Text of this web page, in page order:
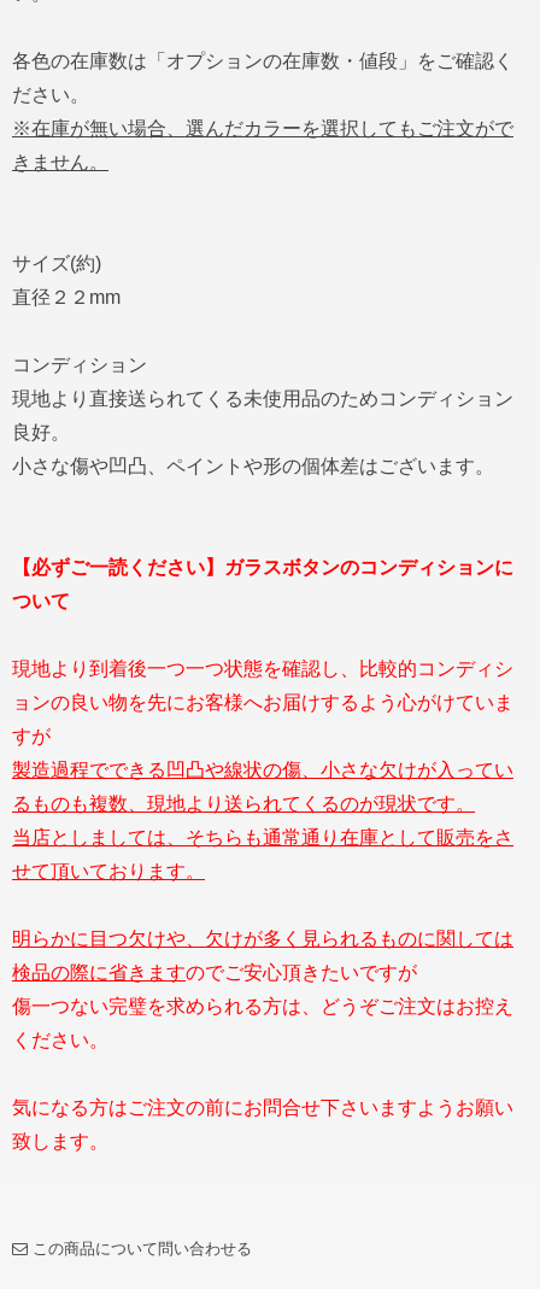
各色の在庫数は「オプションの在庫数・値段」をご確認く
ださい。
※在庫が無い場合、選んだカラーを選択してもご注文がで
きません。
サイズ(約)
直径２２mm
コンディション
現地より直接送られてくる未使用品のためコンディション
良好。
小さな傷や凹凸、ペイントや形の個体差はございます。
【必ずご一読ください】ガラスボタンのコンディションに
ついて
現地より到着後一つ一つ状態を確認し、比較的コンディシ
ョンの良い物を先にお客様へお届けするよう心がけていま
すが
製造過程でできる凹凸や線状の傷、小さな欠けが入ってい
るものも複数、現地より送られてくるのが現状です。
当店としましては、そちらも通常通り在庫として販売をさ
せて頂いております。
明らかに目つ欠けや、欠けが多く見られるものに関しては
検品の際に省きますのでご安心頂きたいですが
傷一つない完璧を求められる方は、どうぞご注文はお控え
ください。
気になる方はご注文の前にお問合せ下さいますようお願い
致します。
この商品について問い合わせる